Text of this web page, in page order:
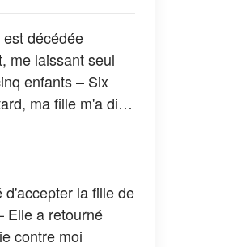
décédée
me laissant seul
enfants – Six
ma fille m'a dit :
que tu ne devais
d'accepter la fille de
Elle a retourné
contre moi